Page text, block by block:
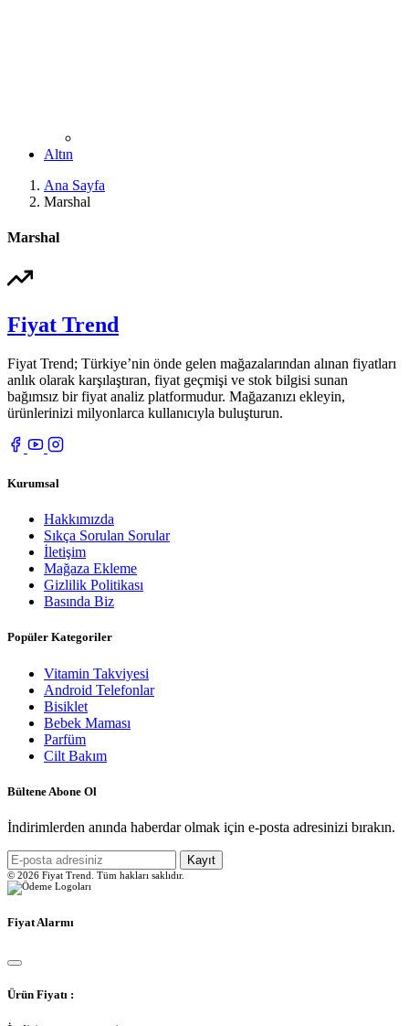
Altın
Ana Sayfa
Marshal
Marshal
Fiyat Trend
Fiyat Trend; Türkiye’nin önde gelen mağazalarından alınan fiyatları
anlık olarak karşılaştıran, fiyat geçmişi ve stok bilgisi sunan
bağımsız bir fiyat analiz platformudur. Mağazanızı ekleyin,
ürünlerinizi milyonlarca kullanıcıyla buluşturun.
Kurumsal
Hakkımızda
Sıkça Sorulan Sorular
İletişim
Mağaza Ekleme
Gizlilik Politikası
Basında Biz
Popüler Kategoriler
Vitamin Takviyesi
Android Telefonlar
Bisiklet
Bebek Maması
Parfüm
Cilt Bakım
Bültene Abone Ol
İndirimlerden anında haberdar olmak için e-posta adresinizi bırakın.
Kayıt
© 2026 Fiyat Trend. Tüm hakları saklıdır.
Fiyat Alarmı
Ürün Fiyatı :